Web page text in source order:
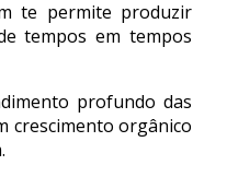
te permite produzir
tempos em tempos
profundo das
crescimento orgânico